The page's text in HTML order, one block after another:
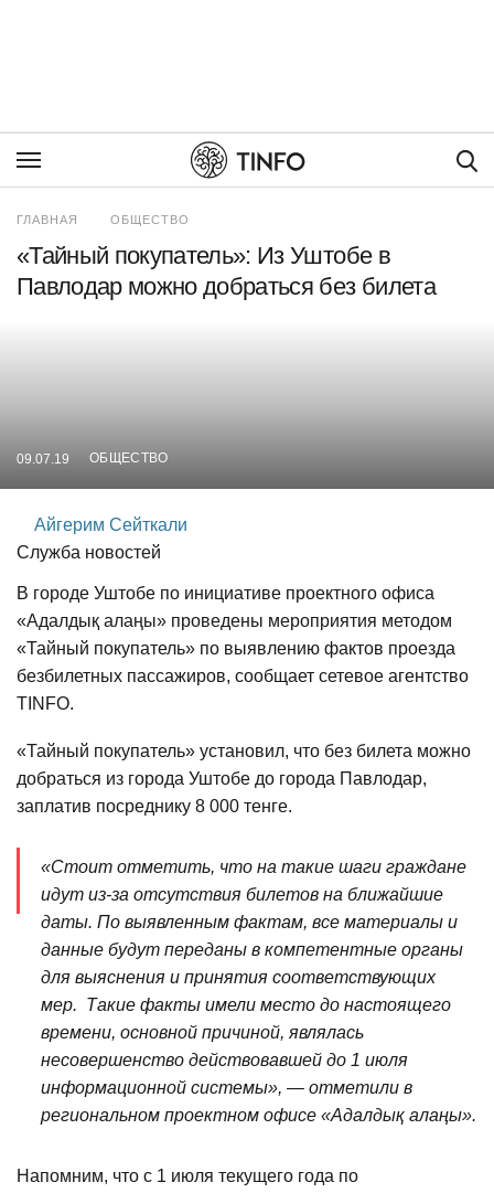
ГЛАВНАЯ ОБЩЕСТВО
«Тайный покупатель»: Из Уштобе в
Павлодар можно добраться без билета
09.07.19 ОБЩЕСТВО
Айгерим Сейткали
Служба новостей
В городе Уштобе по инициативе проектного офиса
«Адалдық алаңы» проведены мероприятия методом
«Тайный покупатель» по выявлению фактов проезда
безбилетных пассажиров, сообщает сетевое агентство
TINFO.
«Тайный покупатель» установил, что без билета можно
добраться из города Уштобе до города Павлодар,
заплатив посреднику 8 000 тенге.
«Стоит отметить, что на такие шаги граждане
идут из-за отсутствия билетов на ближайшие
даты. По выявленным фактам, все материалы и
данные будут переданы в компетентные органы
для выяснения и принятия соответствующих
мер. Такие факты имели место до настоящего
времени, основной причиной, являлась
несовершенство действовавшей до 1 июля
информационной системы», — отметили в
региональном проектном офисе «Адалдық алаңы».
Напомним, что с 1 июля текущего года по